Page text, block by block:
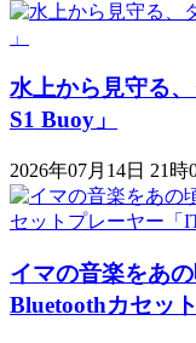
水上から見守る
S1 Buoy​​」
2026年07月14日 21時
イマの音楽をあ
Bluetoothカセッ